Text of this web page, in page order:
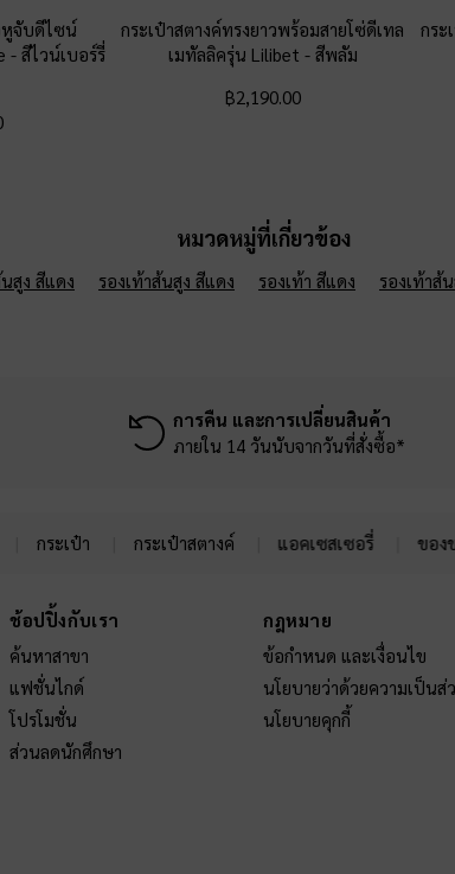
หูจับดีไซน์
- สีไวน์เบอร์รี่
กระเป๋าสตางค์ทรงยาวพร้อมสายโซ่ดีเทล
เมทัลลิครุ่น Lilibet - สีพลัม
฿2,190.00
กระ
หมวดหมู่ที่เกี่ยวข้อง
สูง สีแดง รองเท้าส้นสูง สีแดง รองเท้า สีแดง รองเท้าส้
การคืน และการเปลี่ยนสินค้า
ภายใน 14 วันนับจากวันที่สั่งซื้อ*
กระเป๋า กระเป๋าสตางค์ แอคเซสเซอรี่ ของ
ช้อปปิ้งกับเรา
ค้นหาสาขา
แฟชั่นไกด์
โปรโมชั่น
ส่วนลดนักศึกษา
กฎหมาย
ข้อกำหนด และเงื่อนไข
นโยบายว่าด้วยความเป็นส่
นโยบายคุกกี้